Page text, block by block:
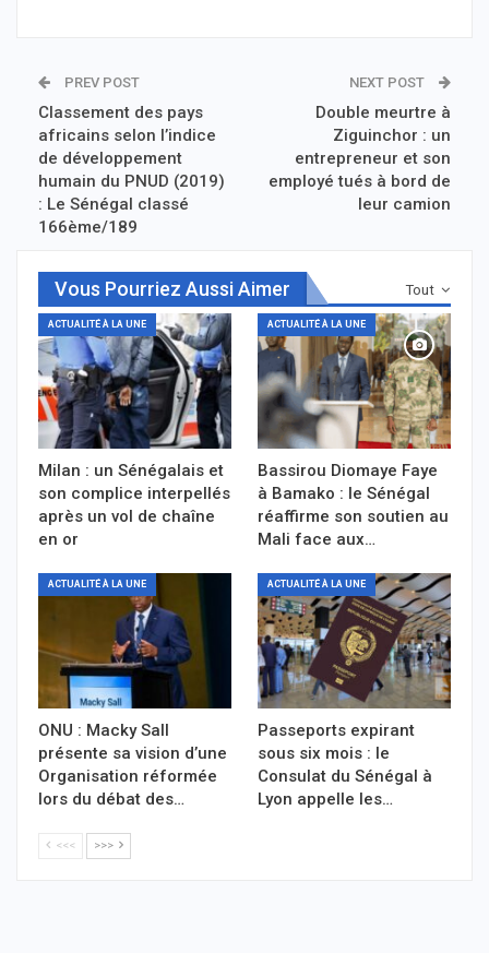
PREV POST
Classement des pays
africains selon l’indice
de développement
humain du PNUD (2019)
: Le Sénégal classé
166ème/189
NEXT POST
Double meurtre à
Ziguinchor : un
entrepreneur et son
employé tués à bord de
leur camion
Tout
Vous Pourriez Aussi Aimer
ACTUALITÉ À LA UNE
Milan : un Sénégalais et
son complice interpellés
après un vol de chaîne
en or
ACTUALITÉ À LA UNE
Bassirou Diomaye Faye
à Bamako : le Sénégal
réaffirme son soutien au
Mali face aux…
ACTUALITÉ À LA UNE
ONU : Macky Sall
présente sa vision d’une
Organisation réformée
lors du débat des…
ACTUALITÉ À LA UNE
Passeports expirant
sous six mois : le
Consulat du Sénégal à
Lyon appelle les…
<<< >>>